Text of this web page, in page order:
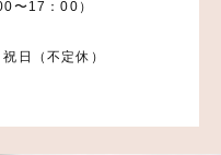
〜17：00）
日（不定休）